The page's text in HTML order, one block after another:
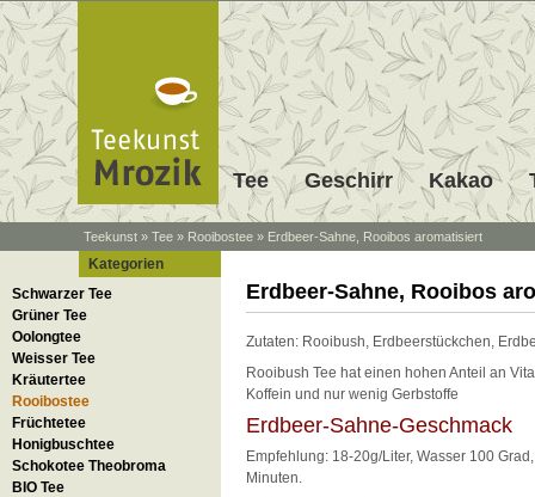
Tee Geschirr Kakao
Teekunst » Tee » Rooibostee » Erdbeer-Sahne, Rooibos aromatisiert
Kategorien
Schwarzer Tee
Grüner Tee
Oolongtee
Weisser Tee
Kräutertee
Rooibostee
Früchtetee
Honigbuschtee
Schokotee Theobroma
BIO Tee
Erdbeer-Sahne, Rooibos
Zutaten: Rooibush, Erdbeerstückchen,
Rooibush Tee hat einen hohen Anteil an
Koffein und nur wenig Gerbstoffe
Erdbeer-Sahne-Geschmack
Empfehlung: 18-20g/Liter, Wasser 100
Minuten.